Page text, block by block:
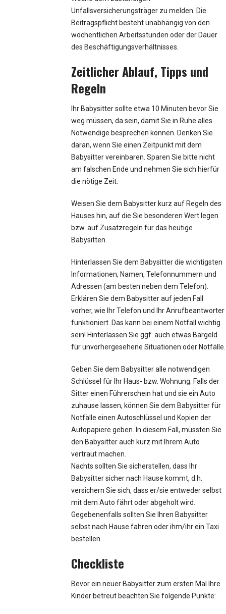
Unfallsversicherungsträger zu melden. Die
Beitragspflicht besteht unabhängig von den
wöchentlichen Arbeitsstunden oder der Dauer
des Beschäftigungsverhältnisses.
Zeitlicher Ablauf, Tipps und
Regeln
Ihr Babysitter sollte etwa 10 Minuten bevor Sie
weg müssen, da sein, damit Sie in Ruhe alles
Notwendige besprechen können. Denken Sie
daran, wenn Sie einen Zeitpunkt mit dem
Babysitter vereinbaren. Sparen Sie bitte nicht
am falschen Ende und nehmen Sie sich hierfür
die nötige Zeit.
Weisen Sie dem Babysitter kurz auf Regeln des
Hauses hin, auf die Sie besonderen Wert legen
bzw. auf Zusatzregeln für das heutige
Babysitten.
Hinterlassen Sie dem Babysitter die wichtigsten
Informationen, Namen, Telefonnummern und
Adressen (am besten neben dem Telefon).
Erklären Sie dem Babysitter auf jeden Fall
vorher, wie Ihr Telefon und Ihr Anrufbeantworter
funktioniert. Das kann bei einem Notfall wichtig
sein! Hinterlassen Sie ggf. auch etwas Bargeld
für unvorhergesehene Situationen oder Notfälle.
Geben Sie dem Babysitter alle notwendigen
Schlüssel für Ihr Haus- bzw. Wohnung. Falls der
Sitter einen Führerschein hat und sie ein Auto
zuhause lassen, können Sie dem Babysitter für
Notfälle einen Autoschlüssel und Kopien der
Autopapiere geben. In diesem Fall, müssten Sie
den Babysitter auch kurz mit Ihrem Auto
vertraut machen.
Nachts sollten Sie sicherstellen, dass Ihr
Babysitter sicher nach Hause kommt, d.h.
versichern Sie sich, dass er/sie entweder selbst
mit dem Auto fährt oder abgeholt wird.
Gegebenenfalls sollten Sie Ihren Babysitter
selbst nach Hause fahren oder ihm/ihr ein Taxi
bestellen.
Checkliste
Bevor ein neuer Babysitter zum ersten Mal Ihre
Kinder betreut beachten Sie folgende Punkte: